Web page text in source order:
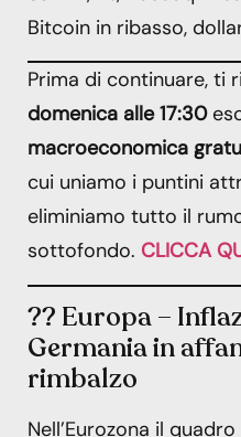
Bitcoin in ribasso,
Prima di continuare, ti
domenica alle 17:30
macroeconomica
cui uniamo i puntini
eliminiamo tutto il
sottofondo. CLICCA
?? Europa –
Germania in
rimbalzo
Nell’Eurozona il